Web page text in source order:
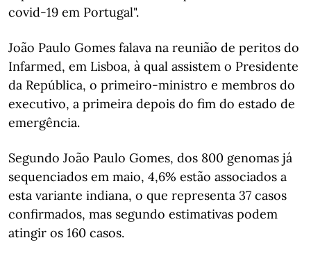
covid-19 em Portugal".
João Paulo Gomes falava na reunião de peritos do
Infarmed, em Lisboa, à qual assistem o Presidente
da República, o primeiro-ministro e membros do
executivo, a primeira depois do fim do estado de
emergência.
Segundo João Paulo Gomes, dos 800 genomas já
sequenciados em maio, 4,6% estão associados a
esta variante indiana, o que representa 37 casos
confirmados, mas segundo estimativas podem
atingir os 160 casos.